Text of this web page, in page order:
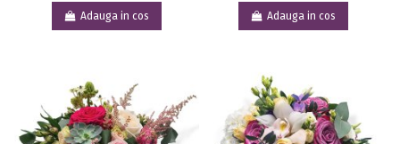
Adauga in cos Adauga in cos